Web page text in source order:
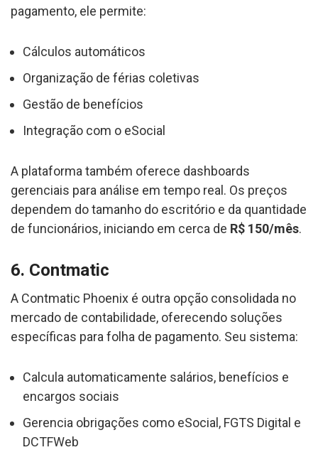
pagamento, ele permite:
Cálculos automáticos
Organização de férias coletivas
Gestão de benefícios
Integração com o eSocial
A plataforma também oferece dashboards
gerenciais para análise em tempo real. Os preços
dependem do tamanho do escritório e da quantidade
de funcionários, iniciando em cerca de R$ 150/mês.
6. Contmatic
A Contmatic Phoenix é outra opção consolidada no
mercado de contabilidade, oferecendo soluções
específicas para folha de pagamento. Seu sistema:
Calcula automaticamente salários, benefícios e
encargos sociais
Gerencia obrigações como eSocial, FGTS Digital e
DCTFWeb